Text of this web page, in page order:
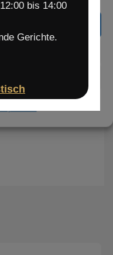
bis 14:00
Gerichte.